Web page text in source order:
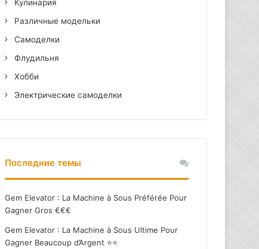
Кулинария
Различные модельки
Самоделки
Флудильня
Хобби
Электрические самоделки
Последние темы
Gem Elevator : La Machine à Sous Préférée Pour
Gagner Gros €€€
Gem Elevator : La Machine à Sous Ultime Pour
Gagner Beaucoup d’Argent ⭐⭐